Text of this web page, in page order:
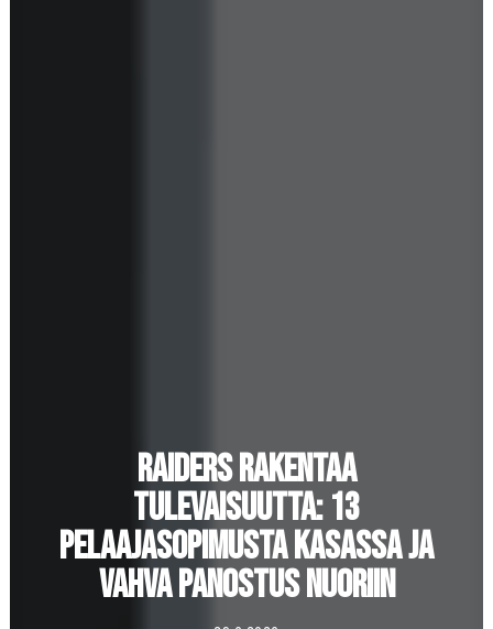
RAIDERS RAKENTAA
TULEVAISUUTTA: 13
PELAAJASOPIMUSTA KASASSA JA
VAHVA PANOSTUS NUORIIN